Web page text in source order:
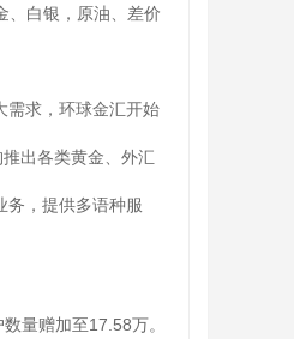
、白银，原油、差价
需求，环球金汇开始
出各类黄金、外汇
务，提供多语种服
量赠加至17.58万。